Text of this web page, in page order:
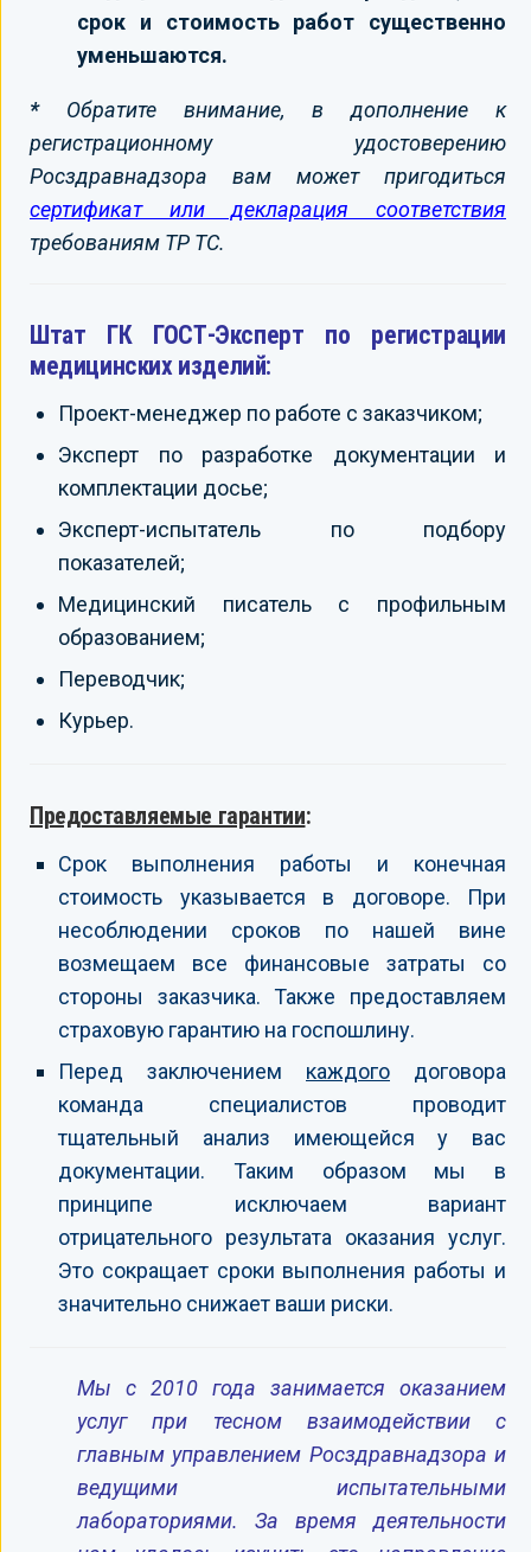
срок и стоимость работ существенно
уменьшаются.
*Обратите внимание, в дополнение к
регистрационному удостоверению
Росздравнадзора вам может пригодиться
сертификат или декларация соответствия
требованиям ТР ТС.
Штат ГК ГОСТ-Эксперт по регистрации
медицинских изделий:
Проект-менеджер по работе с заказчиком;
Эксперт по разработке документации и
комплектации досье;
Эксперт-испытатель по подбору
показателей;
Медицинский писатель с профильным
образованием;
Переводчик;
Курьер.
Предоставляемые гарантии:
Срок выполнения работы и конечная
стоимость указывается в договоре. При
несоблюдении сроков по нашей вине
возмещаем все финансовые затраты со
стороны заказчика. Также предоставляем
страховую гарантию на госпошлину.
Перед заключением каждого договора
команда специалистов проводит
тщательный анализ имеющейся у вас
документации. Таким образом мы в
принципе исключаем вариант
отрицательного результата оказания услуг.
Это сокращает сроки выполнения работы и
значительно снижает ваши риски.
Мы с 2010 года занимается оказанием
услуг при тесном взаимодействии с
главным управлением Росздравнадзора и
ведущими испытательными
лабораториями. За время деятельности